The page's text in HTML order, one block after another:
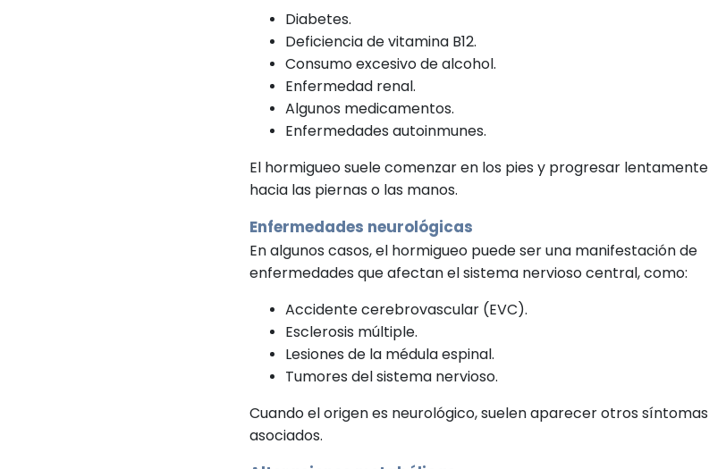
Diabetes.
Deficiencia de vitamina B12.
Consumo excesivo de alcohol.
Enfermedad renal.
Algunos medicamentos.
Enfermedades autoinmunes.
El hormigueo suele comenzar en los pies y progresar lentamente
hacia las piernas o las manos.
Enfermedades neurológicas
En algunos casos, el hormigueo puede ser una manifestación de
enfermedades que afectan el sistema nervioso central, como:
Accidente cerebrovascular (EVC).
Esclerosis múltiple.
Lesiones de la médula espinal.
Tumores del sistema nervioso.
Cuando el origen es neurológico, suelen aparecer otros síntomas
asociados.